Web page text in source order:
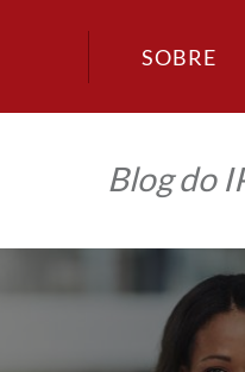
SOBRE
Blog do